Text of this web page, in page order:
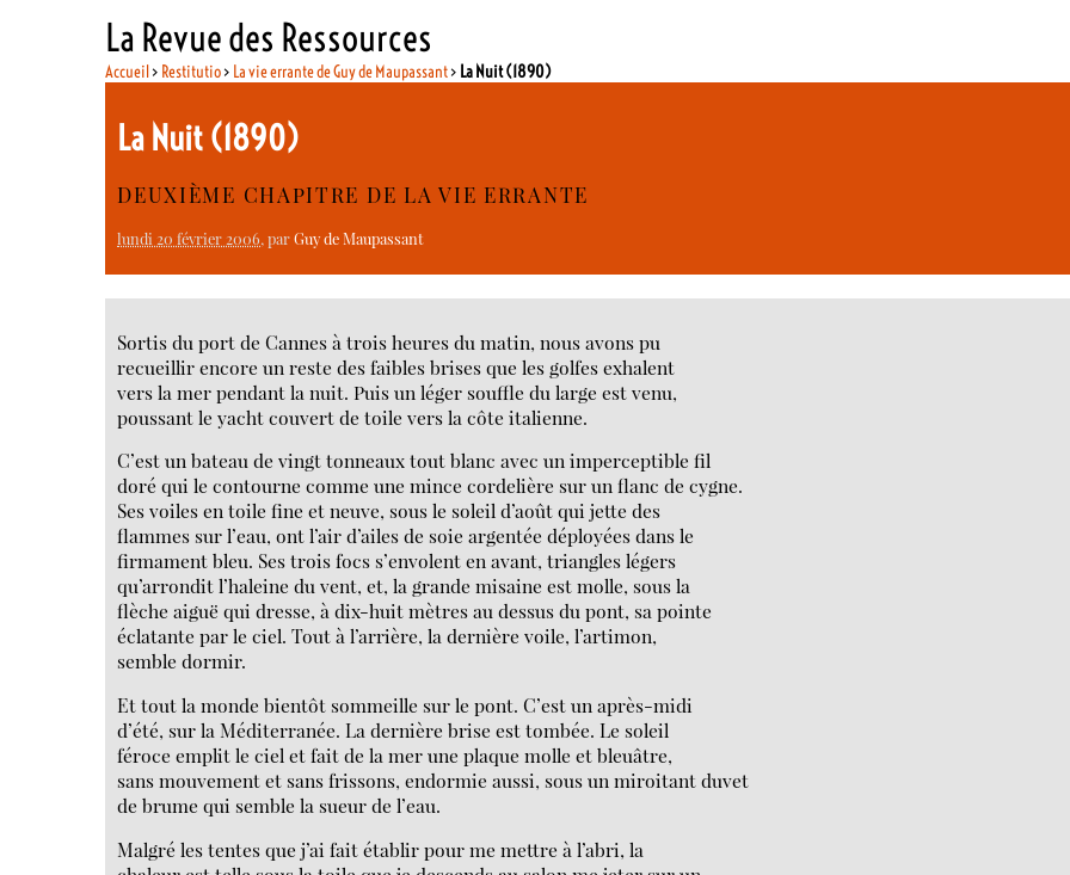
La Revue des Ressources
Accueil> Restitutio> La vie errante de Guy de Maupassant> La Nuit (1890)
La Nuit (1890)
DEUXIÈME CHAPITRE DE LA VIE ERRANTE
lundi 20 février 2006, parGuy de Maupassant
Sortis du port de Cannes à trois heures du matin, nous avons pu
recueillir encore un reste des faibles brises que les golfes exhalent
vers la mer pendant la nuit. Puis un léger souffle du large est venu,
poussant le yacht couvert de toile vers la côte italienne.
C’est un bateau de vingt tonneaux tout blanc avec un imperceptible fil
doré qui le contourne comme une mince cordelière sur un flanc de cygne.
Ses voiles en toile fine et neuve, sous le soleil d’août qui jette des
flammes sur l’eau, ont l’air d’ailes de soie argentée déployées dans le
firmament bleu. Ses trois focs s’envolent en avant, triangles légers
qu’arrondit l’haleine du vent, et, la grande misaine est molle, sous la
flèche aiguë qui dresse, à dix-huit mètres au dessus du pont, sa pointe
éclatante par le ciel. Tout à l’arrière, la dernière voile, l’artimon,
semble dormir.
Et tout la monde bientôt sommeille sur le pont. C’est un après-midi
d’été, sur la Méditerranée. La dernière brise est tombée. Le soleil
féroce emplit le ciel et fait de la mer une plaque molle et bleuâtre,
sans mouvement et sans frissons, endormie aussi, sous un miroitant duvet
de brume qui semble la sueur de l’eau.
Malgré les tentes que j’ai fait établir pour me mettre à l’abri, la